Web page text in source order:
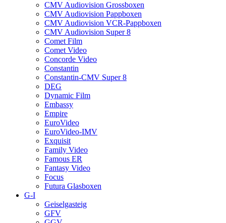
CMV Audiovision Grossboxen
CMV Audiovision Pappboxen
CMV Audiovision VCR-Pappboxen
CMV Audiovision Super 8
Comet Film
Comet Video
Concorde Video
Constantin
Constantin-CMV Super 8
DEG
Dynamic Film
Embassy
Empire
EuroVideo
EuroVideo-IMV
Exquisit
Family Video
Famous ER
Fantasy Video
Focus
Futura Glasboxen
G-I
Geiselgasteig
GFV